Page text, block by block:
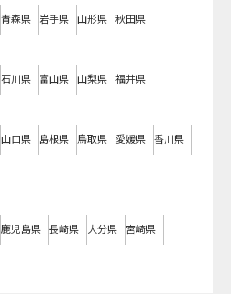
青森県 岩手県 山形県 秋田県
石川県 富山県 山梨県 福井県
山口県 島根県 鳥取県 愛媛県 香川県
鹿児島県 長崎県 大分県 宮崎県